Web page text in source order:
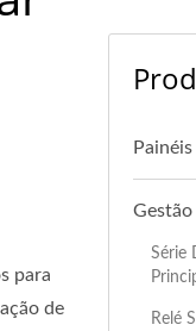
para
de
Gestão
Série
Relé